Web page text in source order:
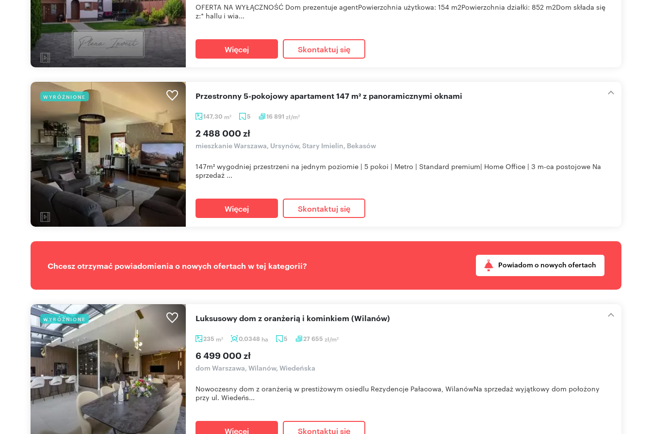
OFERTA NA WYŁĄCZNOŚĆ Dom prezentuje agentPowierzchnia użytkowa: 154 m2Powierzchnia działki: 852 m2Dom składa się
z:* hallu i wia...
Więcej Skontaktuj się
WYRÓŻNIONE
147,30 m2 5 16 891 zł/m2
Przestronny 5-pokojowy apartament 147 m² z panoramicznymi oknami
2 488 000 zł
mieszkanie Warszawa, Ursynów, Stary Imielin, Bekasów
147m² wygodniej przestrzeni na jednym poziomie | 5 pokoi | Metro | Standard premium| Home Office | 3 m-ca postojowe Na
sprzedaż ...
Więcej Skontaktuj się
Chcesz otrzymać powiadomienia o nowych ofertach w tej kategorii? Powiadom o nowych ofertach
WYRÓŻNIONE
235 m2 0,0348 ha 5 27 655 zł/m2
Luksusowy dom z oranżerią i kominkiem (Wilanów)
6 499 000 zł
dom Warszawa, Wilanów, Wiedeńska
Nowoczesny dom z oranżerią w prestiżowym osiedlu Rezydencje Pałacowa, WilanówNa sprzedaż wyjątkowy dom położony
przy ul. Wiedeńs...
Więcej Skontaktuj się